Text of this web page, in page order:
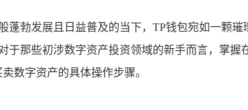
蓬勃发展且日益普及的当下，TP钱包宛如一颗
于那些初涉数字资产投资领域的新手而言，掌
数字资产的具体操作步骤。